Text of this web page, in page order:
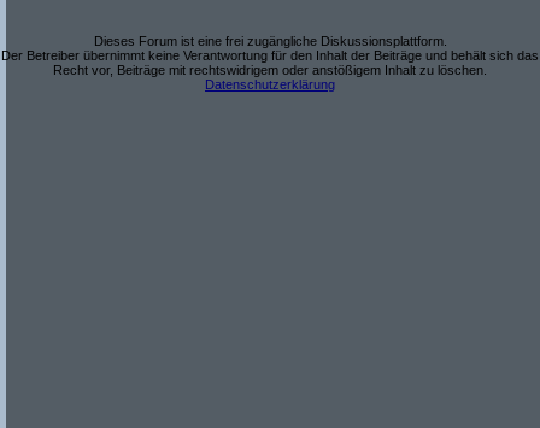
Dieses Forum ist eine frei zugängliche Diskussionsplattform.
Der Betreiber übernimmt keine Verantwortung für den Inhalt der Beiträge und behält sich das
Recht vor, Beiträge mit rechtswidrigem oder anstößigem Inhalt zu löschen.
Datenschutzerklärung